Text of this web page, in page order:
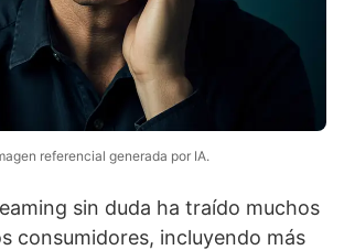
referencial generada por IA.
sin duda ha traído muchos
consumidores, incluyendo más